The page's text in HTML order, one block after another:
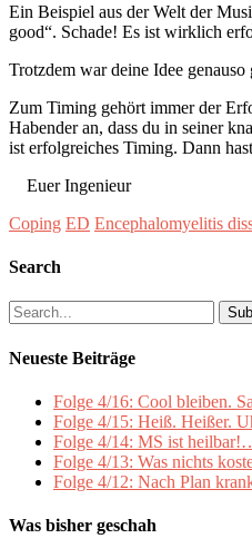
Ein Beispiel aus der Welt der
good“. Schade! Es ist wirklich
Trotzdem war deine Idee
Zum Timing gehört immer der
Habender an, dass du in seiner
ist erfolgreiches Timing. Dann
Euer Ingenieur
Coping ED Encephalomyelitis
Search
Search
for:
Neueste Beiträge
Folge 4/16: Cool bleiben.
Folge 4/15: Heiß. Heißer.
Folge 4/14: MS ist
Folge 4/13: Was nichts
Folge 4/12: Nach Plan
Was bisher geschah